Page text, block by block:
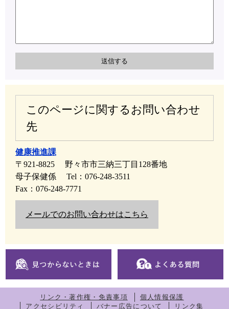
このページに関するお問い合わせ
先
健康推進課
〒921-8825
野々市市三納三丁目128番地
母子保健係
Tel：076-248-3511
Fax：076-248-7771
メールでのお問い合わせはこちら
リンク・著作権・免責事項
個人情報保護
アクセシビリティ
バナー広告について リンク集